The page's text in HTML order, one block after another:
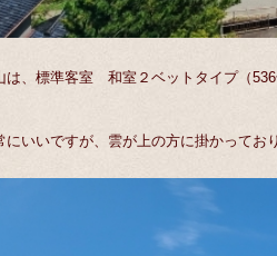
は、標準客室 和室２ベットタイプ（536
にいいですが、雲が上の方に掛かってお